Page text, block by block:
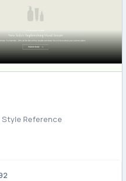
Style Reference